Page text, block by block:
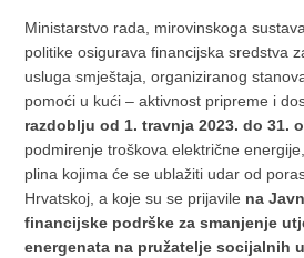
Ministarstvo rada, mirovinskoga
politike osigurava financijska sredstva
usluga smještaja, organiziranog
pomoći u kući – aktivnost pripreme i
razdoblju od 1. travnja 2023. do 31.
podmirenje troškova električne
plina kojima će se ublažiti udar od
Hrvatskoj, a koje su se prijavile na
financijske podrške za smanjenje
energenata na pružatelje socijalnih